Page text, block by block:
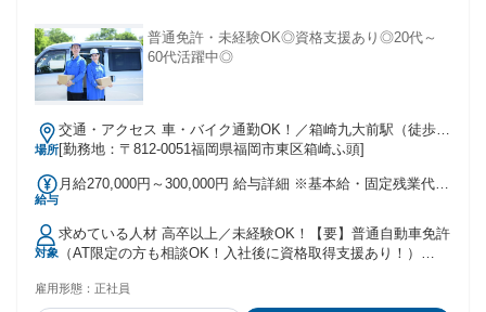
普通免許・未経験OK◎資格支援あり◎20代～
60代活躍中◎
場所
交通・アクセス 車・バイク通勤OK！／箱崎九大前駅（徒歩23
分）
[勤務地：〒812-0051福岡県福岡市東区箱崎ふ頭]
給与
月給270,000円～300,000円 給与詳細 ※基本給・固定残業代・
あり 1ヶ月あたり6万円 〜 6万円（固定残業時間：1ヶ月あた
り30時間） 固定残業時間を超えた勤務時間については別途残
業代を支給する 【一律手当】 全員に一律で支払われる通勤・
皆勤・家族手当金額：なし 全員に一律で支払われるその他手
対象
求めている人材 高卒以上／未経験OK！【要】普通自動車免許
（AT限定の方も相談OK！入社後に資格取得支援あり！）
者は大歓迎！＞ ◎MTの普通自動車免許 ◎準中型免許（5ｔ）
雇用形態： 正社員